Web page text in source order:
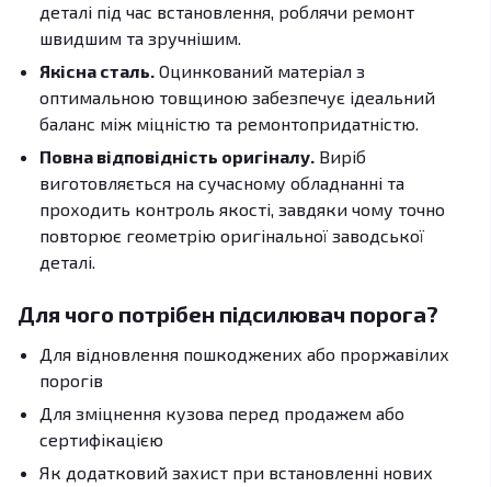
деталі під час встановлення, роблячи ремонт
швидшим та зручнішим.
Якісна сталь. Оцинкований матеріал з
оптимальною товщиною забезпечує ідеальний
баланс між міцністю та ремонтопридатністю.
Повна відповідність оригіналу. Виріб
виготовляється на сучасному обладнанні та
проходить контроль якості, завдяки чому точно
повторює геометрію оригінальної заводської
деталі.
Для чого потрібен підсилювач порога?
Для відновлення пошкоджених або проржавілих
порогів
Для зміцнення кузова перед продажем або
сертифікацією
Як додатковий захист при встановленні нових